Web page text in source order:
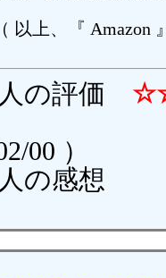
（ 以上、『 Amazon
の評価
00 ）
の感想